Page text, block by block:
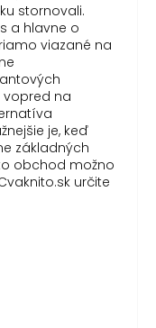
stornovali.
a hlavne o
viazané na
na
je, keď
základných
obchod možno
určite
5 z 5 hviezdičiek.